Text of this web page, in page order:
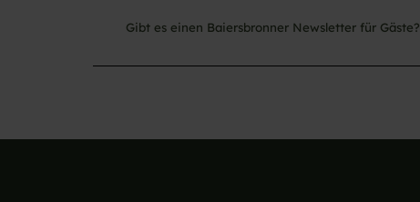
Gibt es einen Baiersbronner Newsletter für Gäste?